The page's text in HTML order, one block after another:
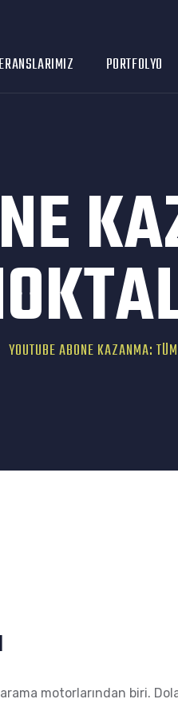
PORTFOLYO
YOUTUBE ABONE KAZANMA:
motorlarından biri.